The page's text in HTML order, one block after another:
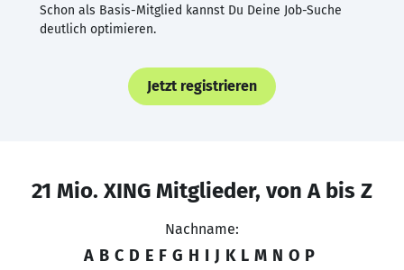
Schon als Basis-Mitglied kannst Du Deine Job-Suche
deutlich optimieren.
Jetzt registrieren
21 Mio. XING Mitglieder, von A bis Z
Nachname:
A B C D E F G H I J K L M N O P